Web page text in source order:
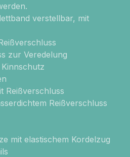
verstellbar, mit
zur Veredelung
Reißverschluss
Reißverschluss
mit elastischem Kordelzug